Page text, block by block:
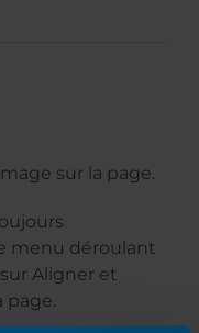
sur la page.
menu déroulant
Aligner et
page.